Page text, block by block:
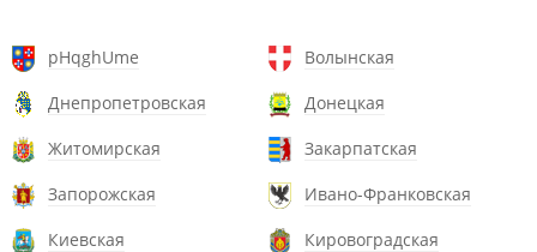
pHqghUme
Волынская
Днепропетровская
Донецкая
Житомирская
Закарпатская
Запорожская
Ивано-Франковская
Киевская
Кировоградская